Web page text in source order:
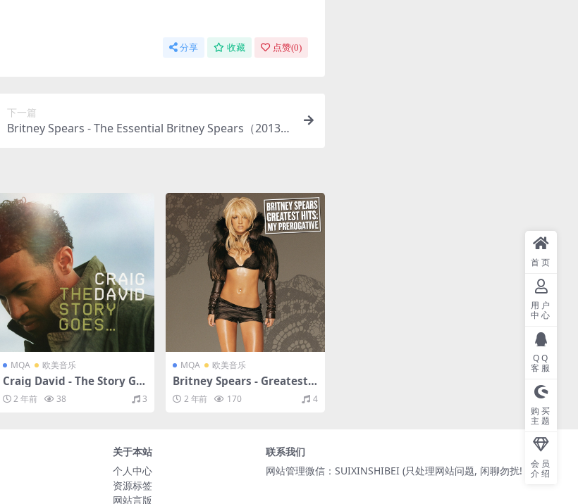
分享 收藏 点赞(0)
下一篇
Britney Spears - The Essential Britney Spears（2013/F
MQA 欧美音乐
Craig David - The Story Go
es...（2005/FLAC/分轨/410
M）(MQA/16bit/44.1kHz)
2 年前 38 3
MQA 欧美音乐
Britney Spears - Greatest
Hits: My Prerogative（200
4/FLAC/分轨/632M）(MQA/
2 年前 170 4
关于本站
个人中心
资源标签
网站言版
联系我们
网站管理微信：SUIXINSHIBEI (只处理网站问题, 闲聊勿扰! )
首页
用户
中心
QQ
客服
购买
主题
会员
介绍